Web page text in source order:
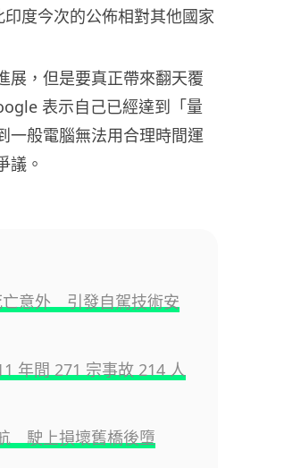
度今次的公佈相對其他國家
展，但是要真正帶來翻天覆
表示自己已經達到「量
一般電腦無法用合理時間運
議。
亡意外 引發自駕技術安
年間 271 宗事故 214 人
駛上損壞舊橋後墮